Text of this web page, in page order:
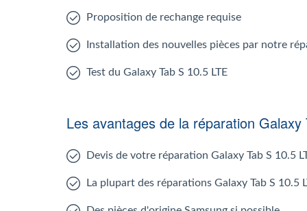
Proposition de rechange requise
Installation des nouvelles pièces par notre
Test du Galaxy Tab S 10.5 LTE
Les avantages de la réparation Galaxy
Devis de votre réparation Galaxy Tab S 10.5
La plupart des réparations Galaxy Tab S 10.5